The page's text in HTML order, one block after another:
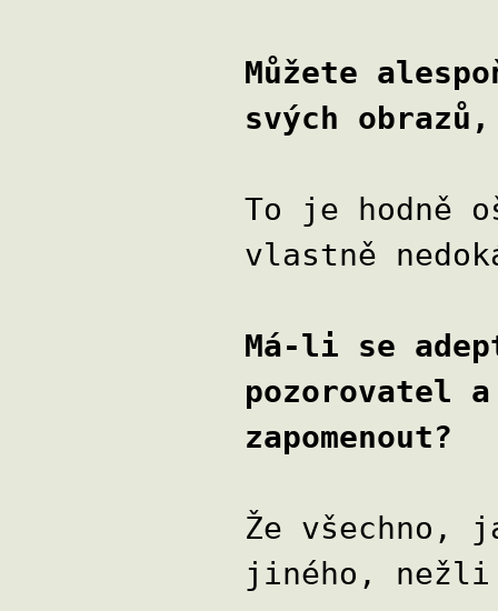
Můžete
svých
To je hodně
vlastně
Má-li se
pozorovatel
zapomenout?
Že všechno,
jiného, nežli